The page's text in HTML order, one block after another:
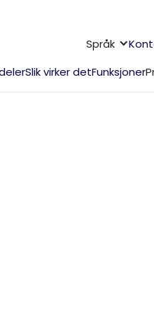
Språk
Slik virker detFunksjoner